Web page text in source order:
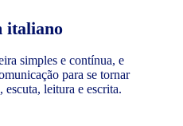
italiano
simples e contínua, e
para se tornar
leitura e escrita.